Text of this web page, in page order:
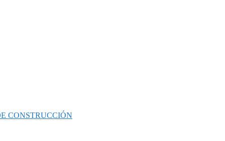
CONSTRUCCIÓN